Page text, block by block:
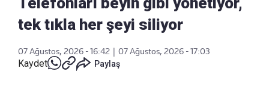
tek tıkla her şeyi siliyor
07 Ağustos, 2026 - 16:42 07 Ağustos, 2026 - 17:03
Kaydet Paylaş